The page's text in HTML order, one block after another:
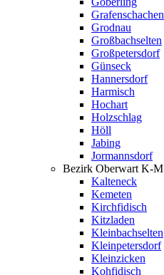
Grafenschachen
Grodnau
Großbachselten
Großpetersdorf
Günseck
Hannersdorf
Harmisch
Hochart
Holzschlag
Höll
Jabing
Jormannsdorf
Bezirk Oberwart K-M
Kalteneck
Kemeten
Kirchfidisch
Kitzladen
Kleinbachselten
Kleinpetersdorf
Kleinzicken
Kohfidisch